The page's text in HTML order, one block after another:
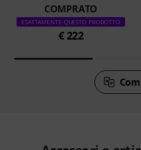
COMPRATO
ESATTAMENTE QUESTO PRODOTTO
€ 222